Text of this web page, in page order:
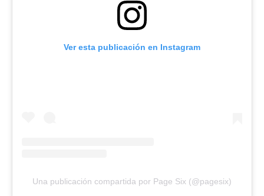
Ver esta publicación en Instagram
Una publicación compartida por Page Six (@pagesix)